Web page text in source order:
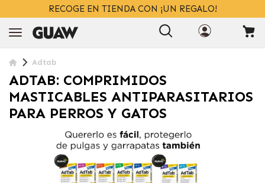
ENVÍOS GRATIS > 39€EN 24/48H+ INFO
Adtab
ADTAB: COMPRIMIDOS
MASTICABLES ANTIPARASITARIOS
PARA PERROS Y GATOS